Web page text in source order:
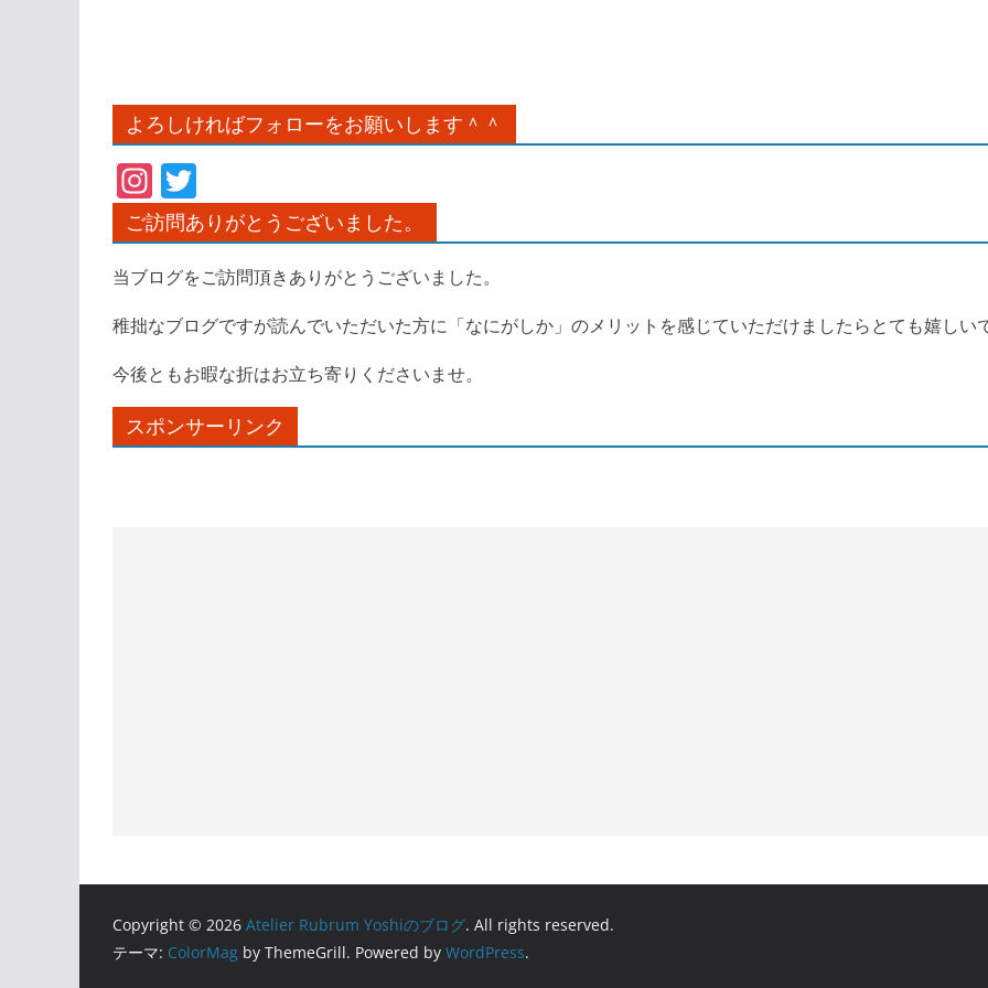
よろしければフォローをお願いします＾＾
In
st
a
gr
a
m
w
itt
er
ご訪問ありがとうございました。
当ブログをご訪問頂きありがとうございました。
稚拙なブログですが読んでいただいた方に「なにがしか」のメリットを感じていただけましたらとても嬉しい
今後ともお暇な折はお立ち寄りくださいませ。
スポンサーリンク
Copyright © 2026 Atelier Rubrum Yoshiのブログ. All rights reserved.
テーマ: ColorMag by ThemeGrill. Powered by WordPress.